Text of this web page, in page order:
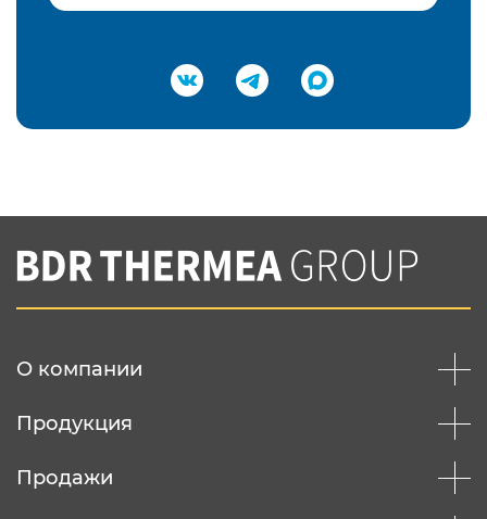
Подтвердить e-mail
Вы соглашаетесь с нашей политикой
конфеденциальности
О компании
Продукция
Продажи